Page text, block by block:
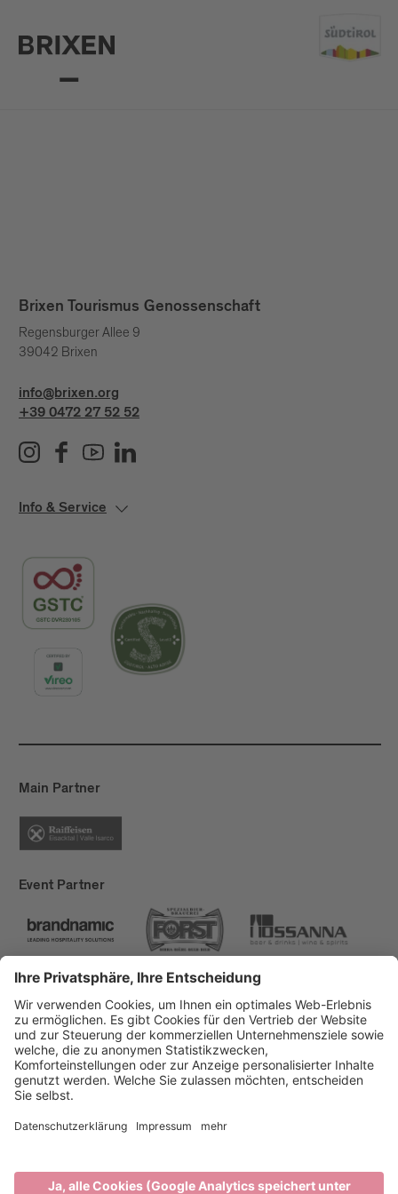
Brixen Tourismus Genossenschaft
Regensburger Allee 9
39042 Brixen
info@brixen.org
+39 0472 27 52 52
Info & Service
Main Partner
Event Partner
Brixen Tourismus
Privacy
Impressum
Förderungen
produced by